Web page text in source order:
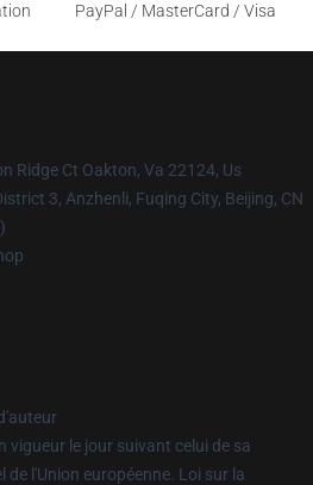
PayPal / MasterCard / Visa
Ridge Ct Oakton, Va 22124, Us
3, Anzhenli, Fuqing City, Beijing, CN
vigueur le jour suivant celui de sa
l'Union européenne. Loi sur la